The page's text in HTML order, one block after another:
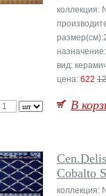
коллекция:
вид:
цена: 622
В
Cen.Delis
Cobalto
коллекция: